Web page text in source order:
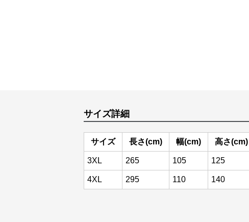
サイズ詳細
サイズ 長さ(cm) 幅(cm) 高さ(cm)
3XL 265 105 125
4XL 295 110 140